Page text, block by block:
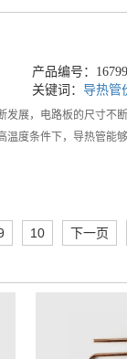
产品编号：
关键词： 导热管
展，电路板的尺寸
温度条件下，导热管能
10 下一页